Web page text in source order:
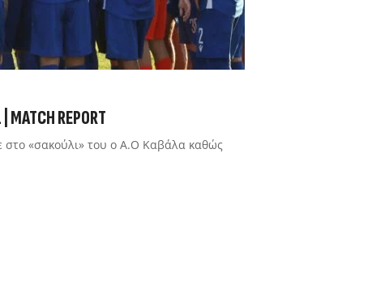
REPORT
«σακούλι» του ο Α.Ο Καβάλα καθώς